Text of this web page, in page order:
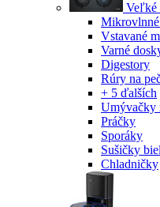
Veľké
Vstavané
Varné
Digestory
Rúry na
+ 5 ďalších
Umývačky
Práčky
Sporáky
Sušičky
Chladničky